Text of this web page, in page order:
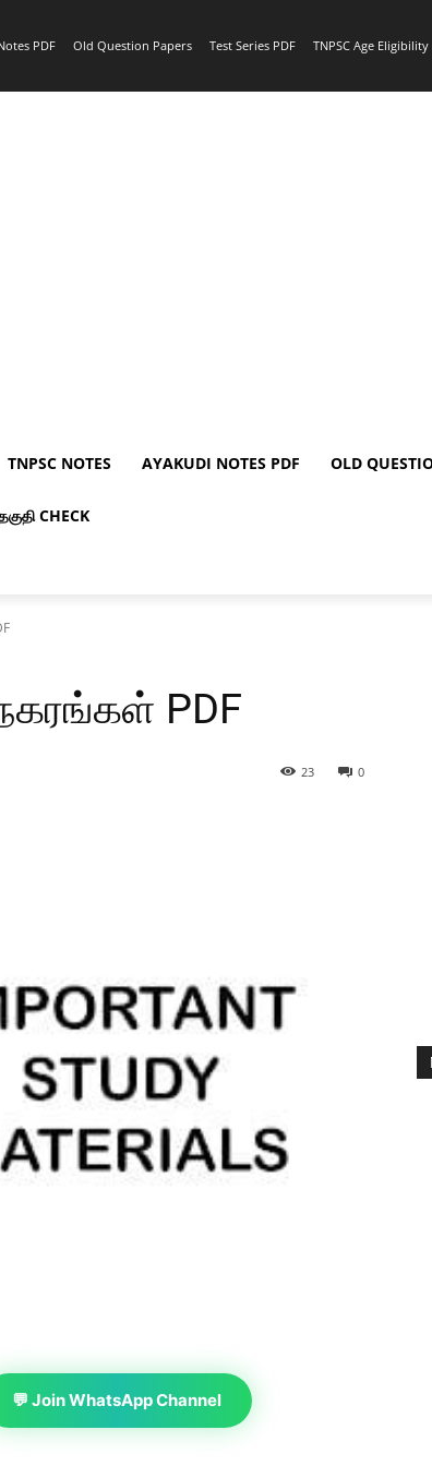
PDF Old Question Papers Test Series PDF TNPSC Age
TNPSC NOTES AYAKUDI NOTES PDF OLD
CHECK
PDF
0
23
💬 Join WhatsApp Channel